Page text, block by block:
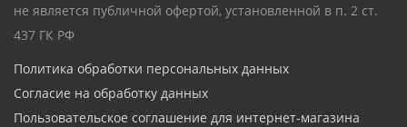
не является публичной офертой, установленной в п. 2 ст.
437 ГК РФ
Политика обработки персональных данных
Согласие на обработку данных
Пользовательское соглашение для интернет-магазина